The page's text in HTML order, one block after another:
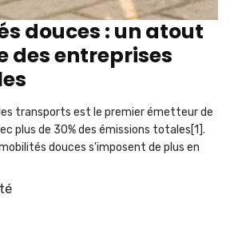
douces : un atout
des entreprises
transports est le premier émetteur de
plus de 30% des émissions totales[1].
douces s'imposent de plus en